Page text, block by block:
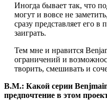
Иногда бывает так, что
могут и вовсе не
сразу представляет его
заиграть.
Тем мне и нравится
ограничений и
творить, смешивать и
B.M.: Какой серии
предпочтение в этом